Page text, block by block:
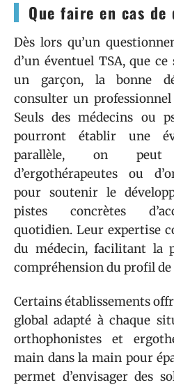
Que faire en cas de
Dès lors qu’un
d’un éventuel TSA, que
un garçon, la bonne
consulter un
Seuls des médecins ou
pourront établir une
parallèle, on peut
d’ergothérapeutes ou
pour soutenir le
pistes concrètes
quotidien. Leur expertise
du médecin, facilitant la
compréhension du profil de
Certains établissements
global adapté à chaque
orthophonistes et
main dans la main pour
permet d’envisager des